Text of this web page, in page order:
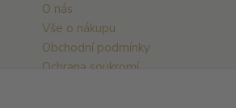
O nás
Vše o nákupu
Obchodní podmínky
Ochrana soukromí